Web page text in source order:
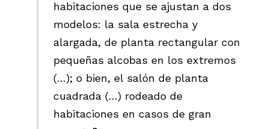
habitaciones que se ajustan a dos
modelos: la sala estrecha y
alargada, de planta rectangular con
pequeñas alcobas en los extremos
(…); o bien, el salón de planta
cuadrada (…) rodeado de
habitaciones en casos de gran